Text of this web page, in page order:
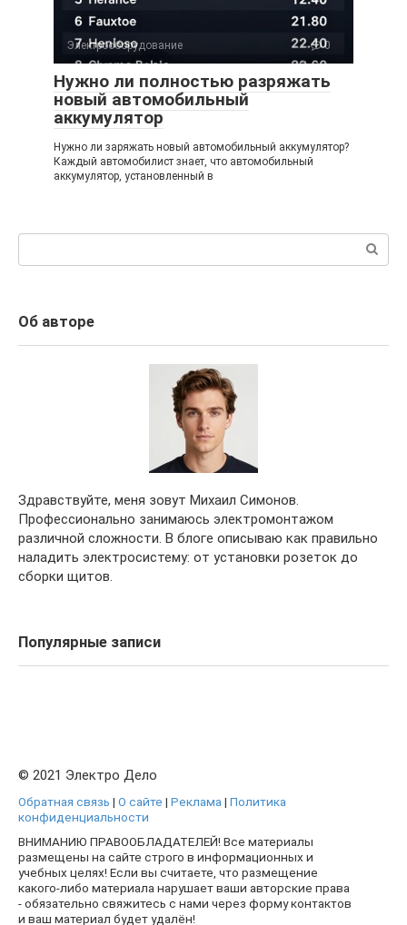
Электрооборудование 0
Нужно ли полностью разряжать
новый автомобильный
аккумулятор
Нужно ли заряжать новый автомобильный аккумулятор?
Каждый автомобилист знает, что автомобильный
аккумулятор, установленный в
Об авторе
Здравствуйте, меня зовут Михаил Симонов.
Профессионально занимаюсь электромонтажом
различной сложности. В блоге описываю как правильно
наладить электросистему: от установки розеток до
сборки щитов.
Популярные записи
© 2021 Электро Дело
Обратная связь | О сайте | Реклама | Политика
конфиденциальности
ВНИМАНИЮ ПРАВООБЛАДАТЕЛЕЙ! Все материалы
размещены на сайте строго в информационных и
учебных целях! Если вы считаете, что размещение
какого-либо материала нарушает ваши авторские права
- обязательно свяжитесь с нами через форму контактов
и ваш материал будет удалён!